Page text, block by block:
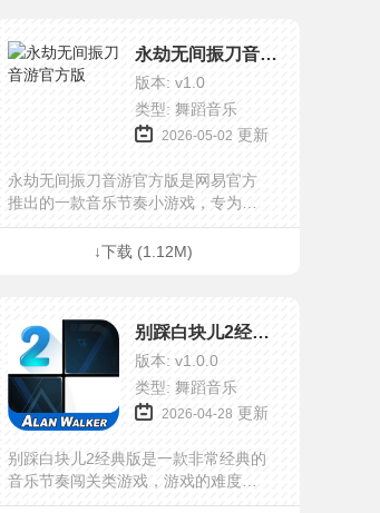
永劫无间振刀音游官方版
版本: v1.0
类型: 舞蹈音乐
2026-05-02 更新
永劫无间振刀音游官方版是网易官方
推出的一款音乐节奏小游戏，专为
《永劫无间手游》玩家打造，玩家在
游戏中将操纵胡桃点击屏幕攻击敌
最后歌曲结束后得分越高。
↓下载 (1.12M)
别踩白块儿2经典版
版本: v1.0.0
类型: 舞蹈音乐
2026-04-28 更新
别踩白块儿2经典版是一款非常经典的
音乐节奏闯关类游戏，游戏的难度在
前作的基础上也升级了，具有一定的